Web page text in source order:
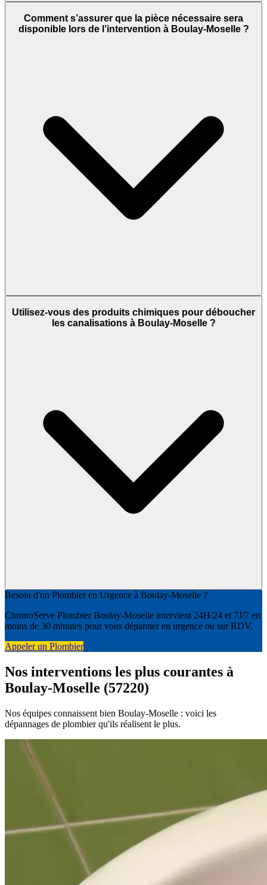
Comment s’assurer que la pièce nécessaire sera
disponible lors de l’intervention à Boulay-Moselle ?
Utilisez-vous des produits chimiques pour déboucher
les canalisations à Boulay-Moselle ?
Besoin d'un Plombier en Urgence à Boulay-Moselle ?
ChronoServe Plombier Boulay-Moselle intervient 24H/24 et 7J/7 en
moins de 30 minutes pour vous dépanner en urgence ou sur RDV.
Appeler un Plombier
Nos interventions les plus courantes à
Boulay-Moselle (57220)
Nos équipes connaissent bien Boulay-Moselle : voici les
dépannages de plombier qu'ils réalisent le plus.